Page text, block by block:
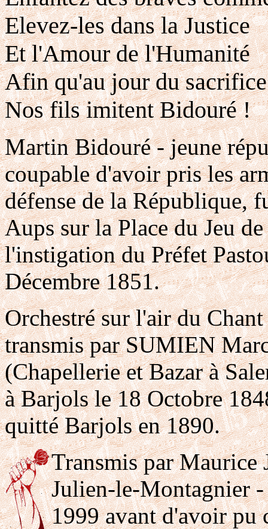
Elevez-les dans la Justice
Et l'Amour de l'Humanité
Afin qu'au jour du sacrifice
Nos fils imitent Bidouré !
Martin Bidouré - jeune
coupable d'avoir pris les
défense de la République,
Aups sur la Place du Jeu de
l'instigation du Préfet
Décembre 1851.
Orchestré sur l'air du
transmis par SUMIEN
(Chapellerie et Bazar à
à Barjols le 18 Octobre
quitté Barjols en 1890.
Transmis par Maurice
Julien-le-Montagnier
1999 avant d'avoir pu